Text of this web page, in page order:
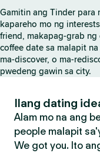
Gamitin ang Tinder para
kapareho mo ng
friend, makapag-grab
coffee date sa malapit
ma-discover, o ma-
pwedeng gawin sa city.
Ilang dating
Alam mo na ang
people malapit
We got you. Ito